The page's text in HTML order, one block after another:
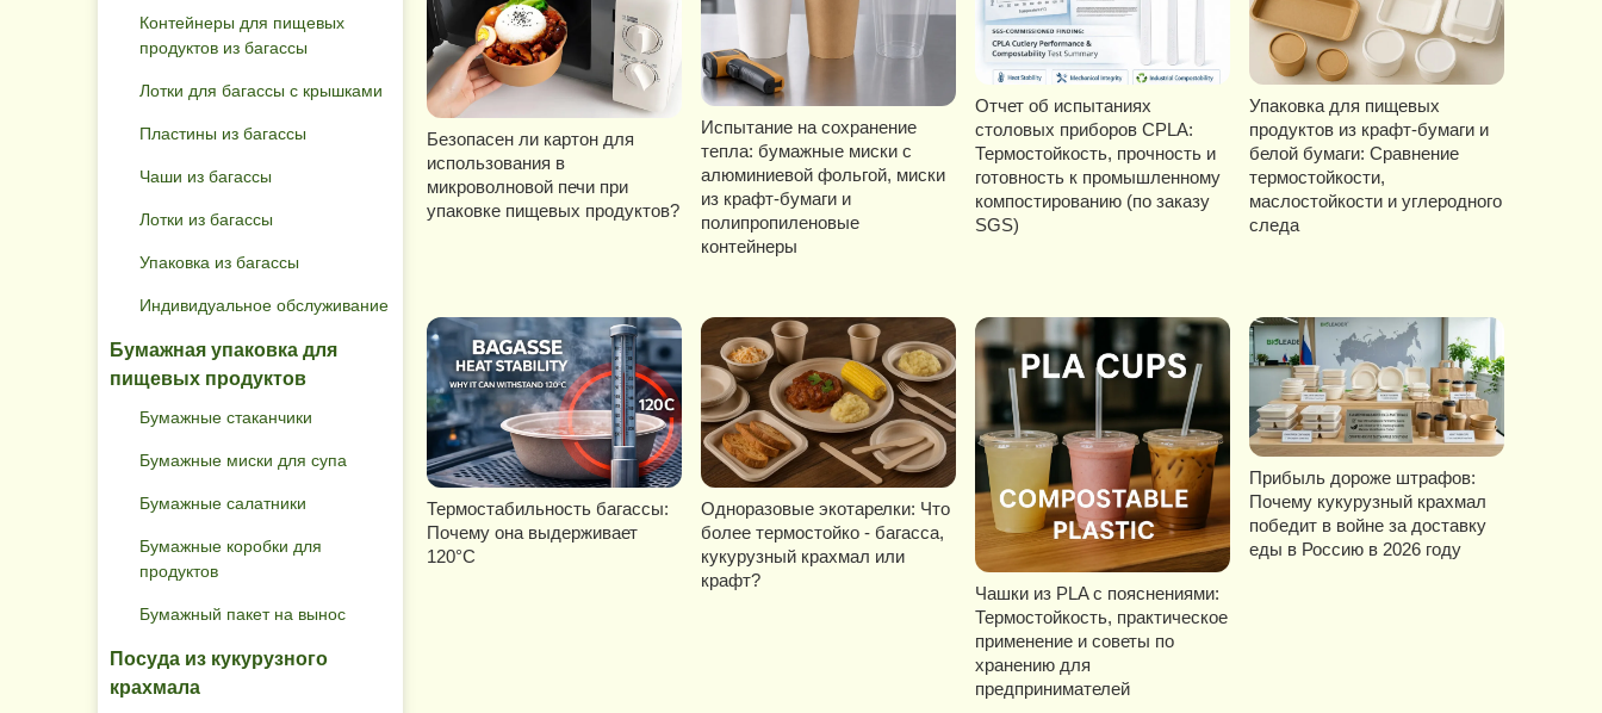
Контейнеры для пищевых
продуктов из багассы
Лотки для багассы с крышками
Пластины из багассы
Чаши из багассы
Лотки из багассы
Упаковка из багассы
Индивидуальное обслуживание
Бумажная упаковка для
пищевых продуктов
Бумажные стаканчики
Бумажные миски для супа
Бумажные салатники
Бумажные коробки для
продуктов
Бумажный пакет на вынос
Посуда из кукурузного
крахмала
Безопасен ли картон для
использования в
микроволновой печи при
упаковке пищевых продуктов?
Испытание на сохранение
тепла: бумажные миски с
алюминиевой фольгой, миски
из крафт-бумаги и
полипропиленовые
контейнеры
Отчет об испытаниях
столовых приборов CPLA:
Термостойкость, прочность и
готовность к промышленному
компостированию (по заказу
SGS)
Упаковка для пищевых
продуктов из крафт-бумаги и
белой бумаги: Сравнение
термостойкости,
маслостойкости и углеродного
следа
Термостабильность багассы:
Почему она выдерживает
120°C
Одноразовые экотарелки: Что
более термостойко - багасса,
кукурузный крахмал или
крафт?
Чашки из PLA с пояснениями:
Термостойкость, практическое
применение и советы по
хранению для
предпринимателей
Прибыль дороже штрафов:
Почему кукурузный крахмал
победит в войне за доставку
еды в Россию в 2026 году